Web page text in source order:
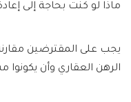
ماذا لو كنت بحاجة إلى
يجب على المقترضين
الرهن العقاري وأن